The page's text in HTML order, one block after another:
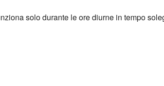
solo durante le ore diurne in tempo